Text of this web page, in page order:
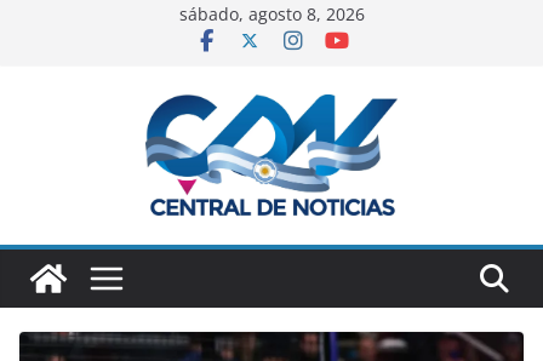
sábado, agosto 8, 2026